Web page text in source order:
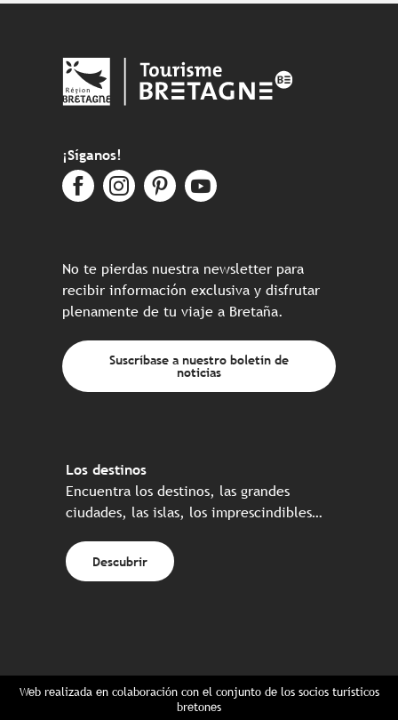
¡Síganos!
No te pierdas nuestra newsletter para
recibir información exclusiva y disfrutar
plenamente de tu viaje a Bretaña.
Suscríbase a nuestro boletín de
noticias
Los destinos
Encuentra los destinos, las grandes
ciudades, las islas, los imprescindibles…
Descubrir
Web realizada en colaboración con el conjunto de los socios turísticos
bretones